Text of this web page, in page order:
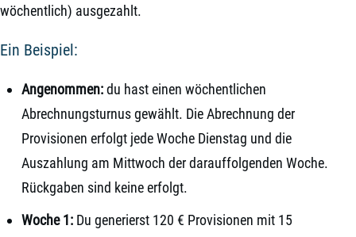
wöchentlich) ausgezahlt.
Ein Beispiel:
Angenommen:du hast einen wöchentlichen
Abrechnungsturnus gewählt. Die Abrechnung der
Provisionen erfolgt jede Woche Dienstag und die
Auszahlung am Mittwoch der darauffolgenden Woche.
Rückgaben sind keine erfolgt.
Woche 1: Du generierst 120 € Provisionen mit 15